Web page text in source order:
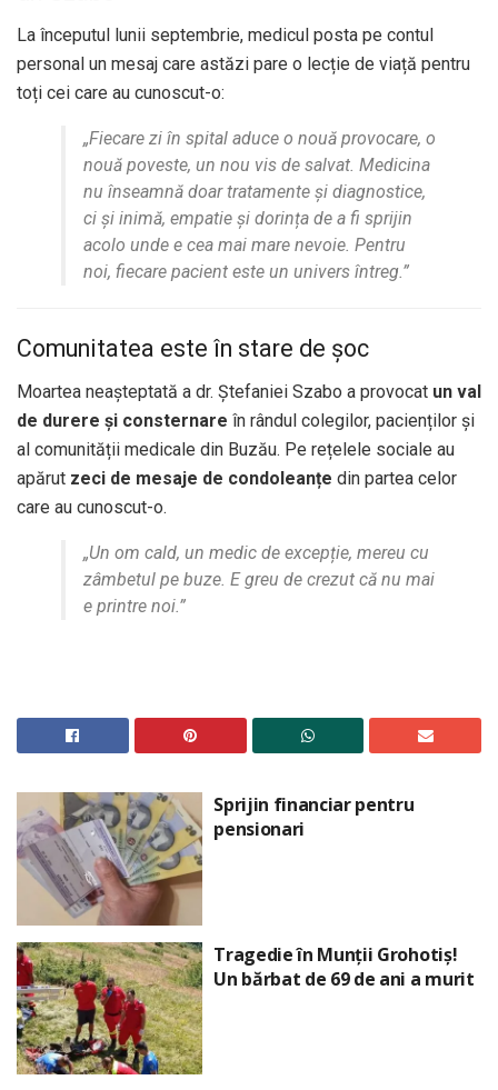
La începutul lunii septembrie, medicul posta pe contul
personal un mesaj care astăzi pare o lecție de viață pentru
toți cei care au cunoscut-o:
„Fiecare zi în spital aduce o nouă provocare, o
nouă poveste, un nou vis de salvat. Medicina
nu înseamnă doar tratamente și diagnostice,
ci și inimă, empatie și dorința de a fi sprijin
acolo unde e cea mai mare nevoie. Pentru
noi, fiecare pacient este un univers întreg.”
Comunitatea este în stare de șoc
Moartea neașteptată a dr. Ștefaniei Szabo a provocat un val
de durere și consternare în rândul colegilor, pacienților și
al comunității medicale din Buzău. Pe rețelele sociale au
apărut zeci de mesaje de condoleanțe din partea celor
care au cunoscut-o.
„Un om cald, un medic de excepție, mereu cu
zâmbetul pe buze. E greu de crezut că nu mai
e printre noi.”
Sprijin financiar pentru
pensionari
Tragedie în Munții Grohotiș!
Un bărbat de 69 de ani a murit